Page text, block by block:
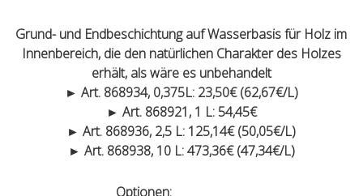
Grund- und Endbeschichtung auf Wasserbasis für Holz im
Innenbereich, die den natürlichen Charakter des Holzes
erhält, als wäre es unbehandelt
► Art. 868934, 0,375L: 23,50€ (62,67€/L)
► Art. 868921, 1 L: 54,45€
► Art. 868936, 2,5 L: 125,14€ (50,05€/L)
► Art. 868938, 10 L: 473,36€ (47,34€/L)
Optionen: